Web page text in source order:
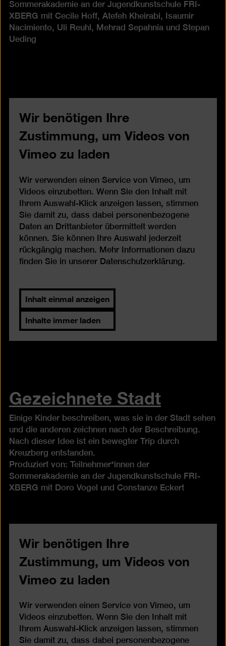
Sommerakademie an der Jugendkunstschule FRI-
XBERG mit Cecile Hoff, Atefeh Kheirabi, Isaumir
Nacimiento, Uli Reuhl, Mehrad Sepahnia und Stepan
Ueding
Wir benötigen Ihre
Zustimmung, um Videos von
Vimeo zu laden
Wir verwenden einen Service von Vimeo, um
Videos einzubetten. Wenn Sie den Inhalt mit
Ihrem Auswahl-Klick anzeigen lassen, stimmen
Sie damit zu, dass dabei personenbezogene
Daten an Drittanbieter übermittelt werden
können. Sie können Ihre Auswahl jederzeit
rückgängig machen. Mehr Informationen dazu
finden Sie in unserer Datenschutzerklärung.
Inhalt einmal anzeigen
Inhalte immer laden
Gezeichnete Stadt
Einige Kinder beschreiben, was sie in der Stadt sehen
und die anderen zeichnen nach der Beschreibung.
Nach dieser Idee ist ein bewegter Trip durch
Kreuzberg entstanden.
Produziert von: Teilnehmer*innen der
Sommerakademie an der Jugendkunstschule FRI-
XBERG mit Doro Vogel und Constanze Eckert
Wir benötigen Ihre
Zustimmung, um Videos von
Vimeo zu laden
Wir verwenden einen Service von Vimeo, um
Videos einzubetten. Wenn Sie den Inhalt mit
Ihrem Auswahl-Klick anzeigen lassen, stimmen
Sie damit zu, dass dabei personenbezogene